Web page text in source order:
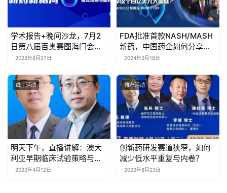
学术报告+晚间沙龙，7月2
日第八届百奥赛图海门会议
（云端）全日程公布！
2022年6月27日
FDA批准首款NASH/MASH
新药，中国药企如何分享这
个百亿美元大蛋糕？| 2024
2024年3月18日
线上活动
明天下午，直播讲解：澳大
利亚早期临床试验策略与研
发退税政策
2022年4月12日
推荐活动
创新药研发赛道狭窄，如何
减少低水平重复与内卷？
2022年8月23日